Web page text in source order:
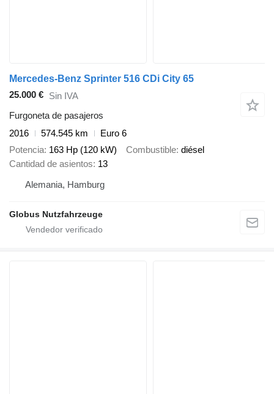
Mercedes-Benz Sprinter 516 CDi City 65
25.000 € Sin IVA
Furgoneta de pasajeros
2016
574.545 km
Euro 6
Potencia 163 Hp (120 kW) Combustible diésel
Cantidad de asientos 13
Alemania, Hamburg
Globus Nutzfahrzeuge